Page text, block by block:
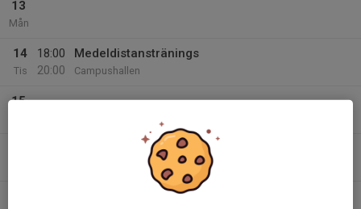
13
Mån
14
Tis
18:00
20:00
Medeldistanstränings
Campushallen
15
Medeldistansträning